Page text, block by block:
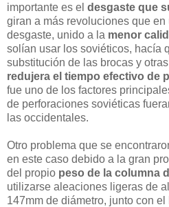
importante es el desgaste que
giran a más revoluciones que
desgaste, unido a la menor
solían usar los soviéticos, hacía
substitución de las brocas y
redujera el tiempo efectivo de
fue uno de los factores
de perforaciones soviéticas
las occidentales.
Otro problema que se
en este caso debido a la gran
del propio peso de la columna
utilizarse aleaciones ligeras de
147mm de diámetro, junto con